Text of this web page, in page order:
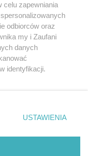
celu zapewniania
odbiorców oraz
my i Zaufani
danych
identyfikacji.
prywatności
strony
. Niektóre
się takiemu
USTAWIENIA